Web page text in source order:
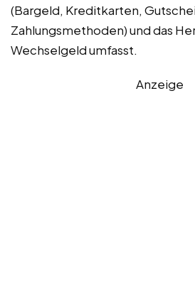
(Bargeld, Kreditkarten,
Zahlungsmethoden) und das
Wechselgeld umfasst.
Anzeige